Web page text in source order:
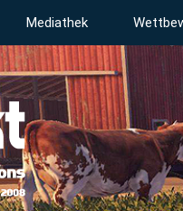
Mediathek